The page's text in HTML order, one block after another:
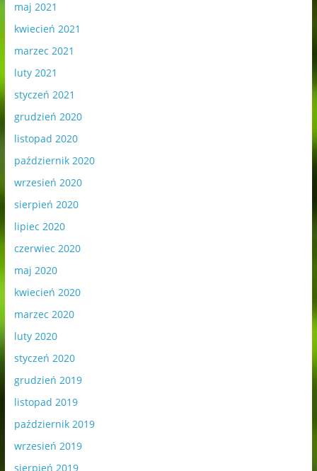
maj 2021
kwiecień 2021
marzec 2021
luty 2021
styczeń 2021
grudzień 2020
listopad 2020
październik 2020
wrzesień 2020
sierpień 2020
lipiec 2020
czerwiec 2020
maj 2020
kwiecień 2020
marzec 2020
luty 2020
styczeń 2020
grudzień 2019
listopad 2019
październik 2019
wrzesień 2019
sierpień 2019